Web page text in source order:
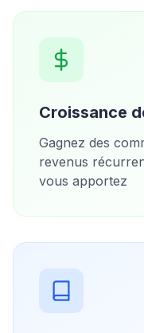
Croissance
Gagnez des
revenus
vous apportez